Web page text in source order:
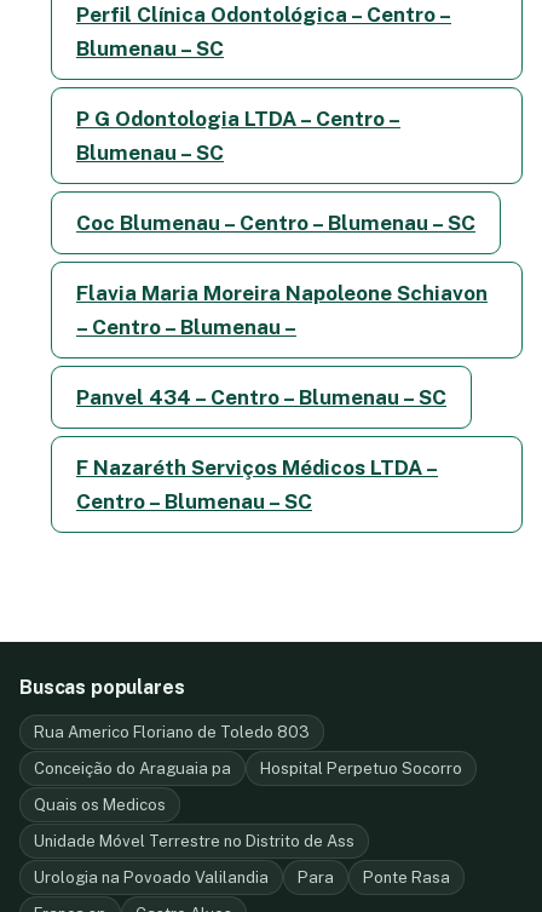
Perfil Clínica Odontológica – Centro –
Blumenau – SC
P G Odontologia LTDA – Centro –
Blumenau – SC
Coc Blumenau – Centro – Blumenau – SC
Flavia Maria Moreira Napoleone Schiavon
– Centro – Blumenau –
Panvel 434 – Centro – Blumenau – SC
F Nazaréth Serviços Médicos LTDA –
Centro – Blumenau – SC
Buscas populares
Rua Americo Floriano de Toledo 803
Conceição do Araguaia pa
Hospital Perpetuo Socorro
Quais os Medicos
Unidade Móvel Terrestre no Distrito de Ass
Urologia na Povoado Valilandia
Para
Ponte Rasa